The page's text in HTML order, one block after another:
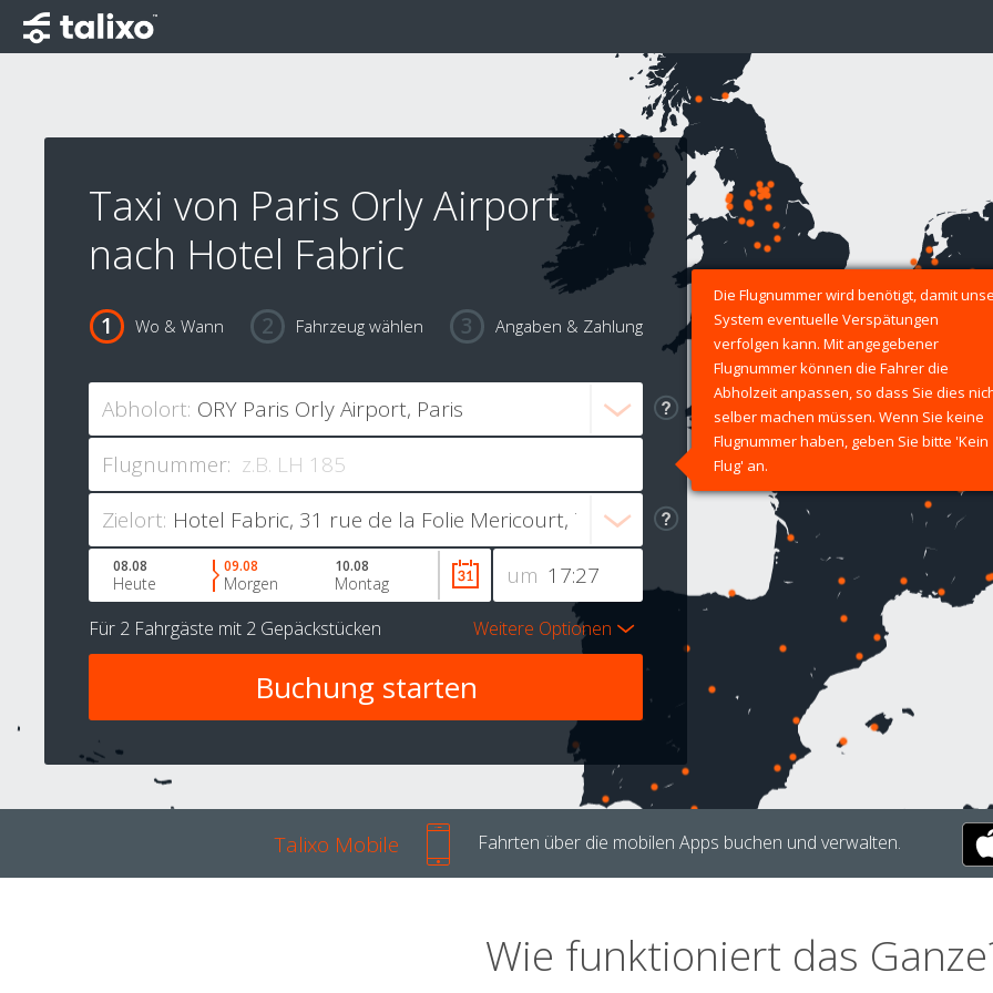
Taxi von Paris Orly Airport
nach Hotel Fabric
Wo & Wann Fahrzeug wählen Angaben & Zahlung
Abholort:
Flugnummer:
Die Flugnummer wird benötigt, damit
System eventuelle Verspätungen
verfolgen kann. Mit angegebener
Flugnummer können die Fahrer die
Abholzeit anpassen, so dass Sie dies
selber machen müssen. Wenn Sie keine
Flugnummer haben, geben Sie bitte 'Kein
Flug' an.
Zielort:
um
08.08
Heute
09.08
Morgen
10.08
Montag
Für 2 Fahrgäste mit 2 Gepäckstücken Weitere Optionen
Talixo Mobile Fahrten über die mobilen Apps buchen und verwalten.
Wie funktioniert das